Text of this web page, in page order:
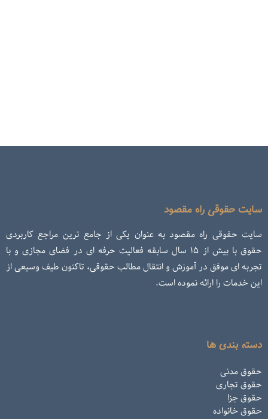
سایت حقوقی راه مقصود
سایت حقوقی راه مقصود به عنوان یکی از جامع ترین مراجع کاربردی
حقوق با بیش از ۱۵ سال سابقه فعالیت حرفه ای در فضای مجازی و با
تجربه ای موفق در آموزش و انتقال مطالب حقوقی، تاکنون طیف وسیعی از
این خدمات را ارائه نموده است.
دسته بندی ها
حقوق مدنی
حقوق تجاری
حقوق جزا
حقوق خانواده